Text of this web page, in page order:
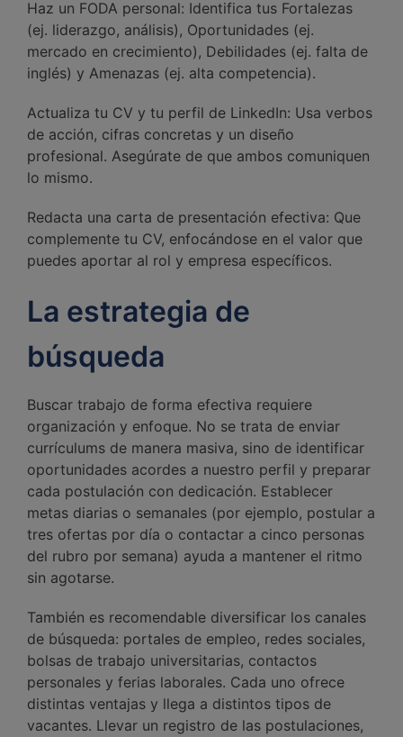
Haz un FODA personal: Identifica tus Fortalezas
(ej. liderazgo, análisis), Oportunidades (ej.
mercado en crecimiento), Debilidades (ej. falta de
inglés) y Amenazas (ej. alta competencia).
Actualiza tu CV y tu perfil de LinkedIn: Usa verbos
de acción, cifras concretas y un diseño
profesional. Asegúrate de que ambos comuniquen
lo mismo.
Redacta una carta de presentación efectiva: Que
complemente tu CV, enfocándose en el valor que
puedes aportar al rol y empresa específicos.
La estrategia de
búsqueda
Buscar trabajo de forma efectiva requiere
organización y enfoque. No se trata de enviar
currículums de manera masiva, sino de identificar
oportunidades acordes a nuestro perfil y preparar
cada postulación con dedicación. Establecer
metas diarias o semanales (por ejemplo, postular a
tres ofertas por día o contactar a cinco personas
del rubro por semana) ayuda a mantener el ritmo
sin agotarse.
También es recomendable diversificar los canales
de búsqueda: portales de empleo, redes sociales,
bolsas de trabajo universitarias, contactos
personales y ferias laborales. Cada uno ofrece
distintas ventajas y llega a distintos tipos de
vacantes. Llevar un registro de las postulaciones,